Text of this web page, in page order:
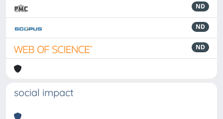
ND
ND
ND
social impact